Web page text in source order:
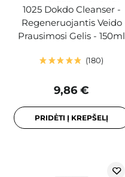
1025 Dokdo Cleanser -
Regeneruojantis Veido
Prausimosi Gelis - 150ml
180
9,86 €
PRIDĖTI Į KREPŠELĮ